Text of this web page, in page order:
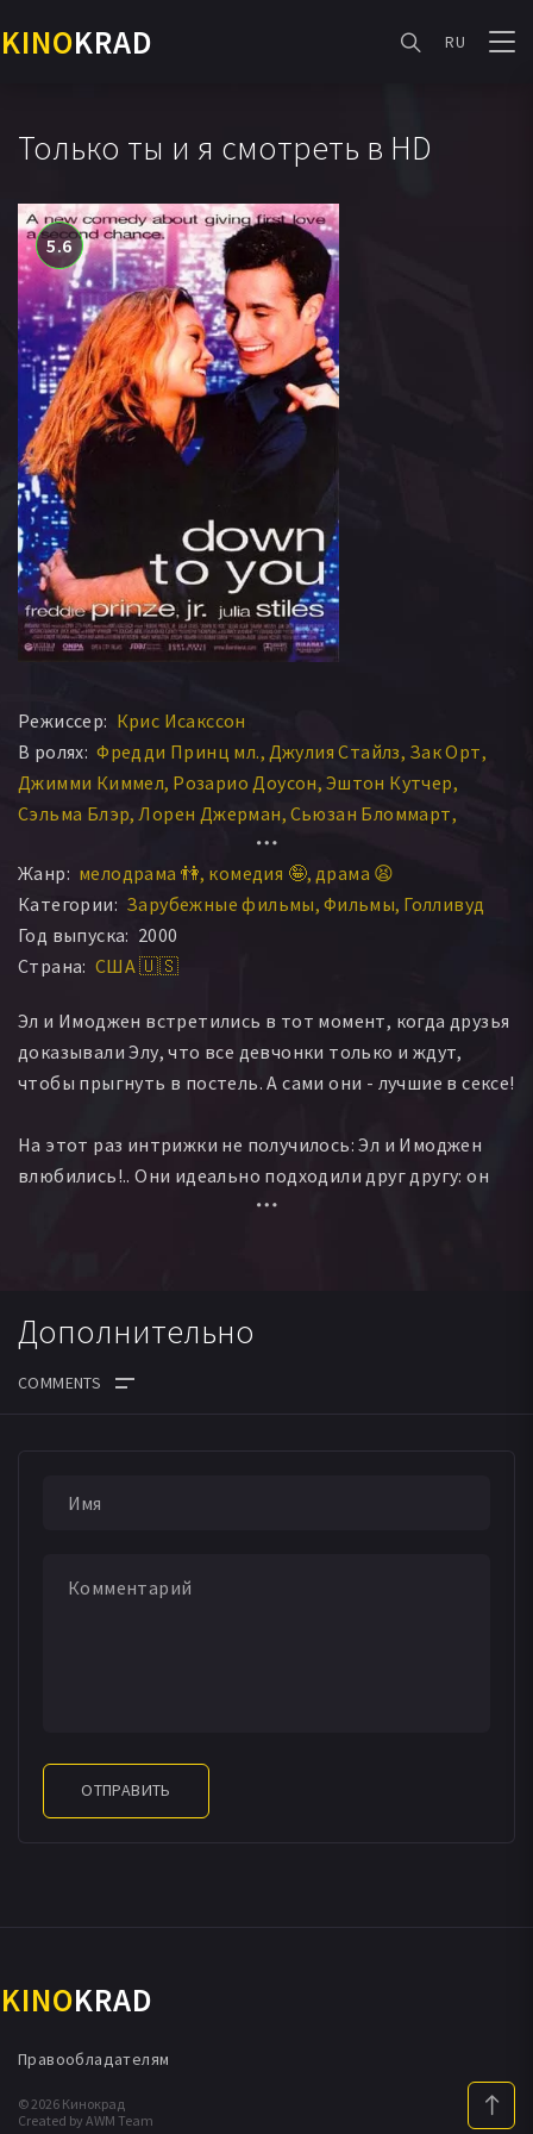
KINOKRAD RU
Только ты и я смотреть в HD
5.6
Режиссер: Крис Исакссон
В ролях: Фредди Принц мл. Джулия Стайлз Зак Орт
Джимми Киммел Розарио Доусон Эштон Кутчер
Сэльма Блэр Лорен Джерман Сьюзан Бломмарт
Адам Каролла
Алексия Ландо Хлоя Хантер Генри Уинклер
Люси Арназ Лола Глаудини Элизабет Левин
Фрэнк Вуд Джоэнна Адлер
Дженнифер Альбано
Грэйнджер Грин Джед Райн
Джозефф Стивенсон
Робин Нэнс Мэри Вигмор Кэролайн Амброзе
Джейсон Бэйли
Крис Десмонд
Хлоя Бирдман Мими Лангеланд Элизабет Пейдж
Джоэнна Майерс Ричард Галелла Майкл Дж. Конти
Эксайл Рамирес
Жанр: мелодрама 👫 комедия 🤪 драма 😫
Категории: Зарубежные фильмы Фильмы Голливуд
Год выпуска: 2000
Страна: США 🇺🇸
Эл и Имоджен встретились в тот момент, когда друзья
доказывали Элу, что все девчонки только и ждут,
чтобы прыгнуть в постель. А сами они - лучшие в сексе!
На этот раз интрижки не получилось: Эл и Имоджен
влюбились!.. Они идеально подходили друг другу: он
обожал готовить, ей нравилось заниматься любовью.
Дополнительно
ОТПРАВИТЬ
KINOKRAD
© 2026 Кинокрад
Created by AWM Team
Правообладателям